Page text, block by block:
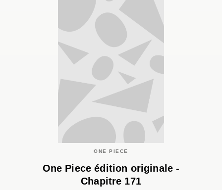
ONE PIECE
One Piece édition originale -
Chapitre 171